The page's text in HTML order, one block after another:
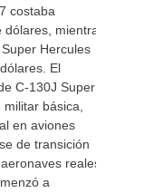
costaba
mientras
Hercules
El
C-130J Super
básica,
en aviones
de transición
reales.
a